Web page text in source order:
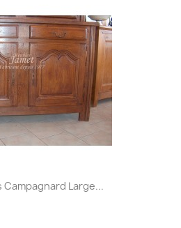
Campagnard Large...